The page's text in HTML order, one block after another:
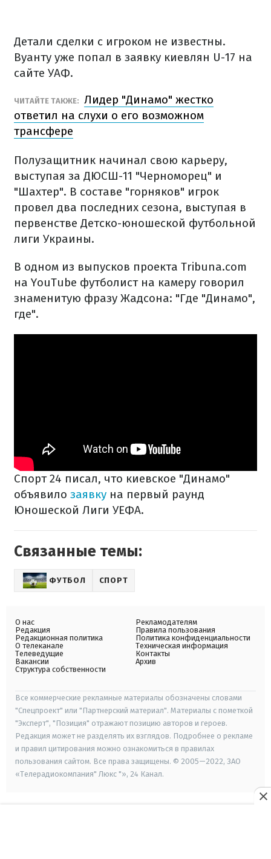
Детали сделки с игроком не известны.
Вуанту уже попал в заявку киевлян U-17 на
сайте УАФ.
ЧИТАЙТЕ ТАКЖЕ: Лидер "Динамо" жестко
ответил на слухи о его возможном
трансфере
Полузащитник начинал свою карьеру,
выступая за ДЮСШ-11 "Черноморец" и
"Шахтер". В составе "горняков" игрок
провел два последних сезона, выступая в
первенстве Детско-юношеской футбольной
лиги Украины.
В одном из выпусков проекта Tribuna.com
на YouTube футболист на камеру говорил
знаменитую фразу Жадсона: "Где "Динамо",
где".
Спорт 24 писал, что киевское "Динамо"
объявило заявку на первый раунд
Юношеской Лиги УЕФА.
Связанные темы:
ФУТБОЛ СПОРТ
О нас
Редакция
Редакционная политика
О телеканале
Телеведущие
Вакансии
Структура собственности
Рекламодателям
Правила пользования
Политика конфиденциальности
Техническая информация
Контакты
Архив
Все коммерческие рекламные материалы обозначены словами
"Спецпроект" или "Партнерский материал". Материалы с пометкой
"Эксперт", "Позиция" отражают позицию авторов и героев.
Редакция может не разделять их взглядов. Подробнее о рекламе
и правил цитирования можно ознакомиться в правилах
пользования сайтом. Все права защищены. © 2005—2022, ЗАО
«Телерадиокомпания" Люкс "», 24 Канал.